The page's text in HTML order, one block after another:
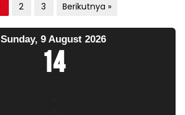
2 3 Berikutnya »
Sunday, 9 August 2026
14